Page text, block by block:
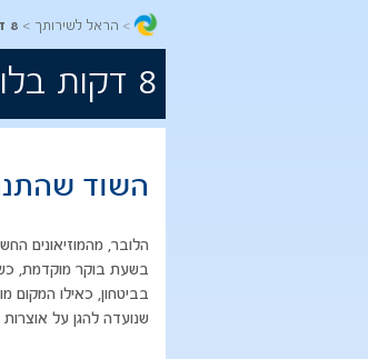
הראל לשירותך 8 דקות בלובר
8 דקות בלובר
השוד
​הלובר, מהמוזיאונים
בשעת בוקר מוקדמת,
בביטחון, כאילו המקום
שנועדה להגן על